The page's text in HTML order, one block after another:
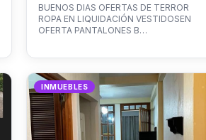
BUENOS DIAS OFERTAS DE TERROR
ROPA EN LIQUIDACIÓN VESTIDOSEN
OFERTA PANTALONES B…
INMUEBLES